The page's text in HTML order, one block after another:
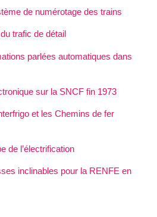
de numérotage des trains
trafic de détail
parlées automatiques dans
sur la SNCF fin 1973
et les Chemins de fer
de l’électrification
inclinables pour la RENFE en